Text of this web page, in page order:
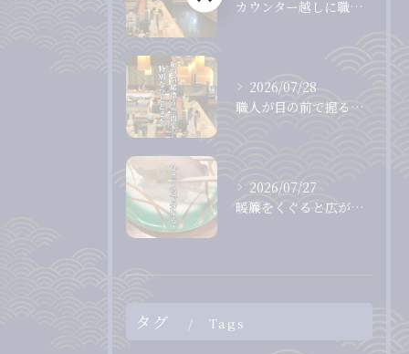
カウンター越しに職人から直接受け取る、出来たて、握りたてのお...
2026/07/28
職人が目の前で握る、息をのむほど美しいまぐろ。
2026/07/27
暖簾をくぐると広がる、落ち着いた和の空間。
タグ Tags